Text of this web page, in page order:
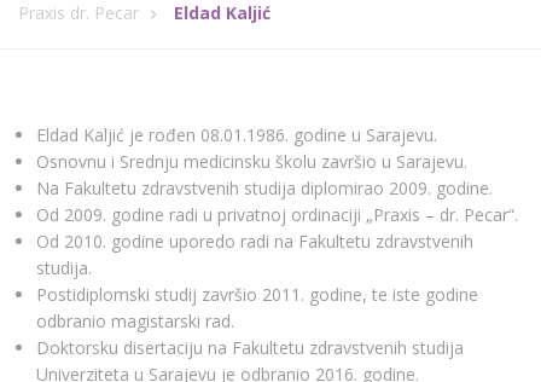
Praxis dr. Pecar Eldad Kaljić
Eldad Kaljić je rođen 08.01.1986. godine u Sarajevu.
Osnovnu i Srednju medicinsku školu završio u Sarajevu.
Na Fakultetu zdravstvenih studija diplomirao 2009. godine.
Od 2009. godine radi u privatnoj ordinaciji „Praxis – dr. Pecar“.
Od 2010. godine uporedo radi na Fakultetu zdravstvenih
studija.
Postidiplomski studij završio 2011. godine, te iste godine
odbranio magistarski rad.
Doktorsku disertaciju na Fakultetu zdravstvenih studija
Univerziteta u Sarajevu je odbranio 2016. godine.